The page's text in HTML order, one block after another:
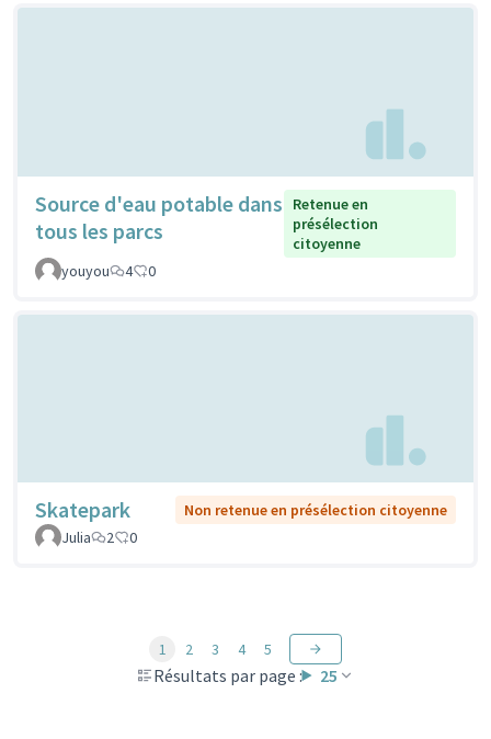
Source d'eau potable dans
tous les parcs
Retenue en
présélection
citoyenne
youyou
4 0
Skatepark
Non retenue en présélection citoyenne
Julia
2 0
Résultats par page : 25
1 2 3 4 5